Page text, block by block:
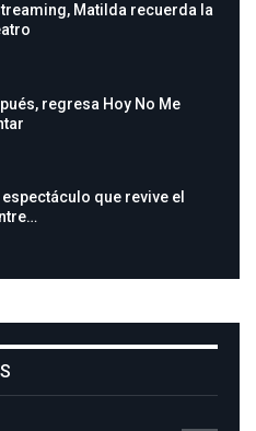
Matilda recuerda la
regresa Hoy No Me
que revive el